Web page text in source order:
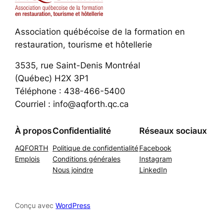
Association québécoise de la formation en
restauration, tourisme et hôtellerie
3535, rue Saint-Denis Montréal
(Québec) H2X 3P1
Téléphone : 438-466-5400
Courriel : info@aqforth.qc.ca
À propos
AQFORTH
Emplois
Confidentialité
Politique de confidentialité
Conditions générales
Nous joindre
Réseaux sociaux
Facebook
Instagram
LinkedIn
Conçu avecWordPress